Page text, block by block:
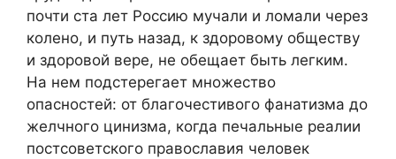
почти ста лет Россию мучали и ломали через
колено, и путь назад, к здоровому обществу
и здоровой вере, не обещает быть легким.
На нем подстерегает множество
опасностей: от благочестивого фанатизма до
желчного цинизма, когда печальные реалии
постсоветского православия человек